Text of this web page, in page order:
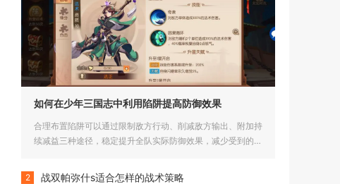
如何在少年三国志中利用陷阱提高防御效果
合理布置陷阱可以通过限制敌方行动、削减敌方输出、附加持
续减益三种途径，稳定提升全队实际防御效果，减少受到的爆
2 战双帕弥什s适合怎样的战术策略